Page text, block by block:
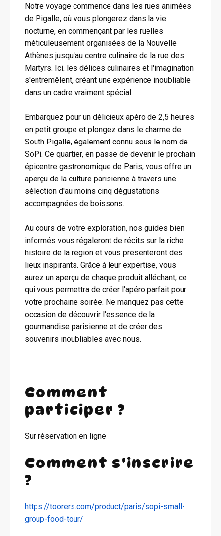
Notre voyage commence dans les rues animées
de Pigalle, où vous plongerez dans la vie
nocturne, en commençant par les ruelles
méticuleusement organisées de la Nouvelle
Athènes jusqu'au centre culinaire de la rue des
Martyrs. Ici, les délices culinaires et l'imagination
s'entremêlent, créant une expérience inoubliable
dans un cadre vraiment spécial.
Embarquez pour un délicieux apéro de 2,5 heures
en petit groupe et plongez dans le charme de
South Pigalle, également connu sous le nom de
SoPi. Ce quartier, en passe de devenir le prochain
épicentre gastronomique de Paris, vous offre un
aperçu de la culture parisienne à travers une
sélection d'au moins cinq dégustations
accompagnées de boissons.
Au cours de votre exploration, nos guides bien
informés vous régaleront de récits sur la riche
histoire de la région et vous présenteront des
lieux inspirants. Grâce à leur expertise, vous
aurez un aperçu de chaque produit alléchant, ce
qui vous permettra de créer l'apéro parfait pour
votre prochaine soirée. Ne manquez pas cette
occasion de découvrir l'essence de la
gourmandise parisienne et de créer des
souvenirs inoubliables avec nous.
Comment
participer ?
Sur réservation en ligne
Comment s'inscrire
?
https://toorers.com/product/paris/sopi-small-
group-food-tour/